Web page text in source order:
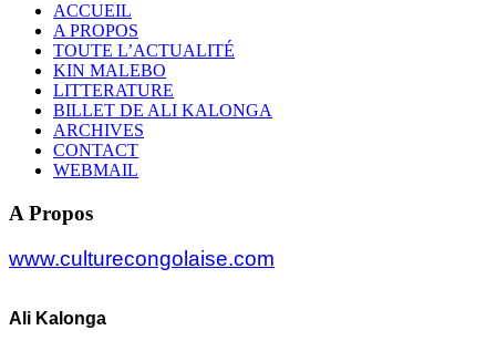
ACCUEIL
A PROPOS
TOUTE L’ACTUALITÉ
KIN MALEBO
LITTERATURE
BILLET DE ALI KALONGA
ARCHIVES
CONTACT
WEBMAIL
A Propos
www.culturecongolaise.com
Ali Kalonga